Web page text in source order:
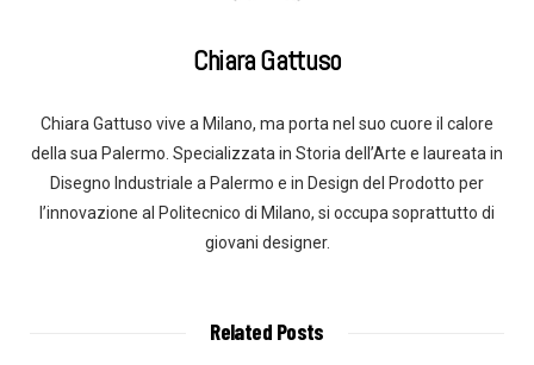
Chiara Gattuso
Chiara Gattuso vive a Milano, ma porta nel suo cuore il calore
della sua Palermo. Specializzata in Storia dell’Arte e laureata in
Disegno Industriale a Palermo e in Design del Prodotto per
l’innovazione al Politecnico di Milano, si occupa soprattutto di
giovani designer.
Related Posts